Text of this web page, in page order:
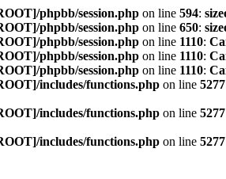
phpbb/session.php on line 594:
phpbb/session.php on line 650:
phpbb/session.php on line 1110:
phpbb/session.php on line 1110:
phpbb/session.php on line 1110:
includes/functions.php on line 5277
includes/functions.php on line 5277
includes/functions.php on line 5277